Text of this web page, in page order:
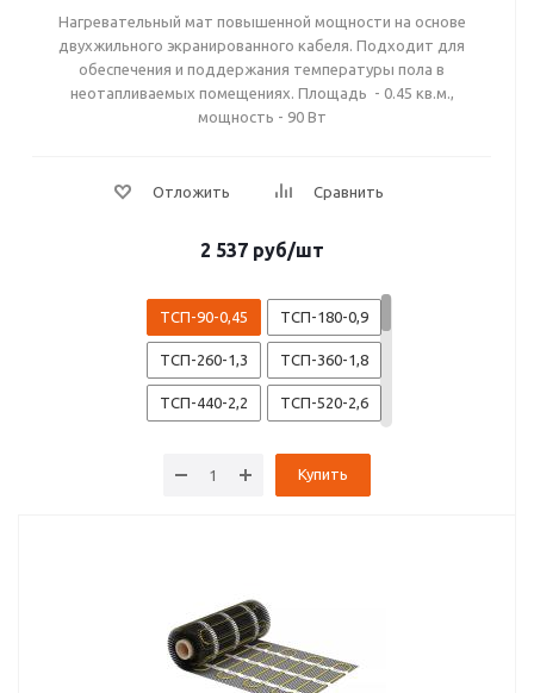
Нагревательный мат повышенной мощности на основе
двухжильного экранированного кабеля. Подходит для
обеспечения и поддержания температуры пола в
неотапливаемых помещениях. Площадь - 0.45 кв.м.,
мощность - 90 Вт
2 537 руб/шт
ТСП-90-0,45 ТСП-180-0,9
ТСП-260-1,3 ТСП-360-1,8
ТСП-440-2,2 ТСП-520-2,6
ТСП-1500-7,5
ТСП-1680-8,4
Купить